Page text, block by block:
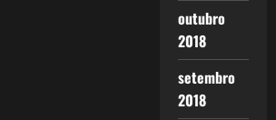
outubro
2018
setembro
2018